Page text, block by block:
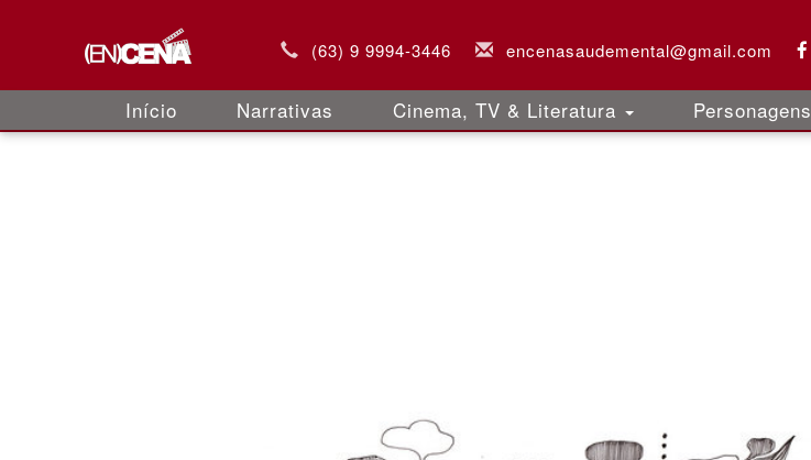
(63) 9 9994-3446 encenasaudemental@gmail.com
Início Narrativas Cinema, TV & Literatura Personagens